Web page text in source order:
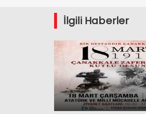
İlgili Haberler